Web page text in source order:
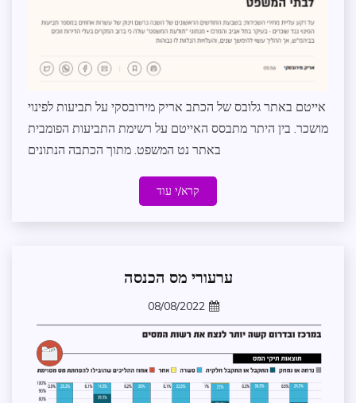
אייטם באתר גלובס של הכתב אריק מירובסקי על תביעות לפינוי
מושכר. בין היתר מתבסס האייטם על רשימת התביעות הפומבית
באתר נט המשפט. מתוך הכתבה הנתונים
קרא/י עוד
חדשות
כלכלה
וקשרי
ממשל
מידע
שנמסר
ערעורי מס הכנסה
08/08/2022